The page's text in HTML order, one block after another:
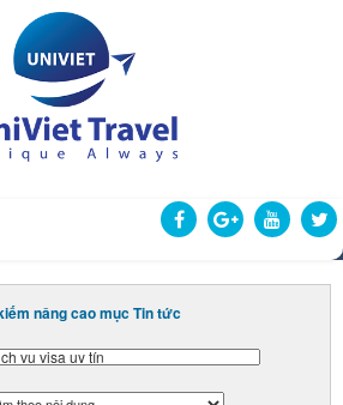
nâng cao mục Tin tức